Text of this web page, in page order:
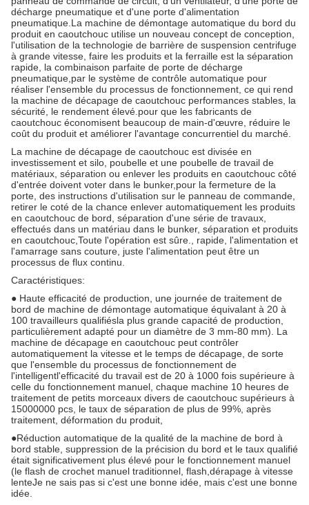
décharge pneumatique et d'une porte d'alimentation
pneumatique.La machine de démontage automatique du bord du
produit en caoutchouc utilise un nouveau concept de conception,
l'utilisation de la technologie de barrière de suspension centrifuge
à grande vitesse, faire les produits et la ferraille est la séparation
rapide, la combinaison parfaite de porte de décharge
pneumatique,par le système de contrôle automatique pour
réaliser l'ensemble du processus de fonctionnement, ce qui rend
la machine de décapage de caoutchouc performances stables, la
sécurité, le rendement élevé.pour que les fabricants de
caoutchouc économisent beaucoup de main-d'œuvre, réduire le
coût du produit et améliorer l'avantage concurrentiel du marché.
La machine de décapage de caoutchouc est divisée en
investissement et silo, poubelle et une poubelle de travail de
matériaux, séparation ou enlever les produits en caoutchouc côté
d'entrée doivent voter dans le bunker,pour la fermeture de la
porte, des instructions d'utilisation sur le panneau de commande,
retirer le coté de la chance enlever automatiquement les produits
en caoutchouc de bord, séparation d'une série de travaux,
effectués dans un matériau dans le bunker, séparation et produits
en caoutchouc,Toute l'opération est sûre., rapide, l'alimentation et
l'amarrage sans couture, juste l'alimentation peut être un
processus de flux continu.
Caractéristiques:
● Haute efficacité de production, une journée de traitement de
bord de machine de démontage automatique équivalant à 20 à
100 travailleurs qualifiésla plus grande capacité de production,
particulièrement adapté pour un diamètre de 3 mm-80 mm). La
machine de décapage en caoutchouc peut contrôler
automatiquement la vitesse et le temps de décapage, de sorte
que l'ensemble du processus de fonctionnement de
l'intelligentl'efficacité du travail est de 20 à 1000 fois supérieure à
celle du fonctionnement manuel, chaque machine 10 heures de
traitement de petits morceaux divers de caoutchouc supérieurs à
15000000 pcs, le taux de séparation de plus de 99%, après
traitement, déformation du produit,
●Réduction automatique de la qualité de la machine de bord à
bord stable, suppression de la précision du bord et le taux qualifié
était significativement plus élevé pour le fonctionnement manuel
(le flash de crochet manuel traditionnel, flash,dérapage à vitesse
lenteJe ne sais pas si c'est une bonne idée, mais c'est une bonne
idée.